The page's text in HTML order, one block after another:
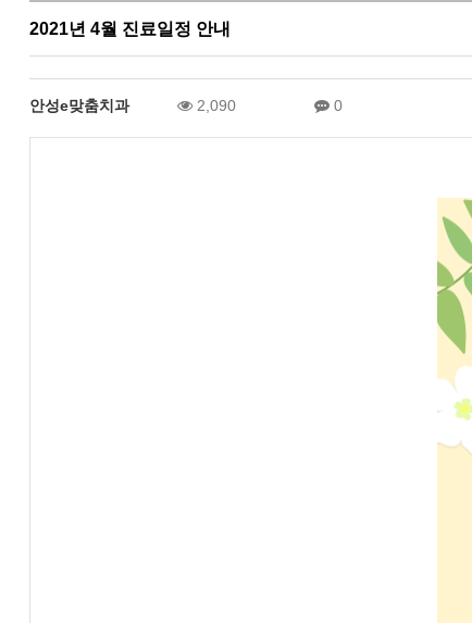
2021년 4월 진료일정 안내
안성e맞춤치과 2,090 0